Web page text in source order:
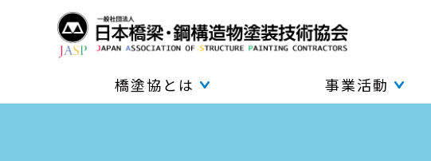
橋塗協とは 事業活動